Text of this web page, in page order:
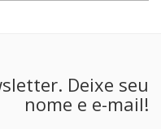
Deixe seu
nome e e-mail!